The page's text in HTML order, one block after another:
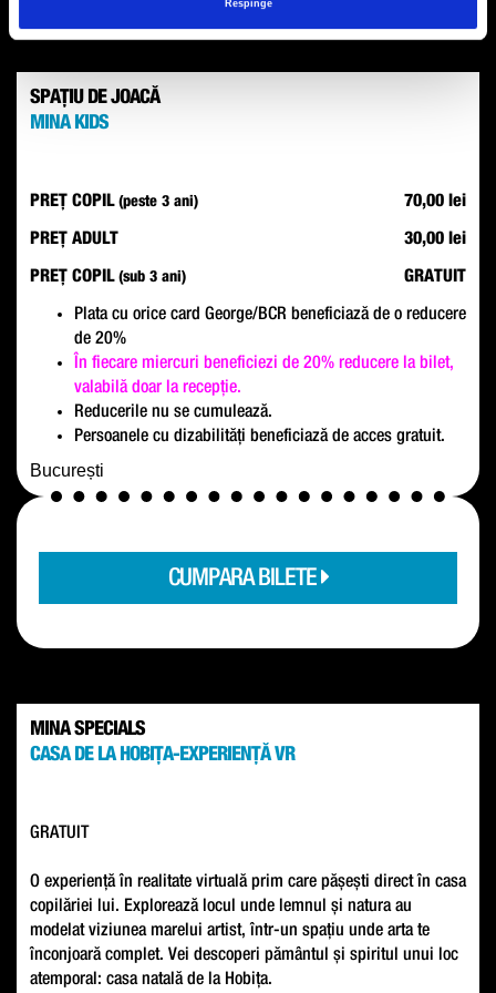
Respinge
SPAȚIU DE JOACĂ
MINA KIDS
PREȚ COPIL (peste 3 ani) 70,00 lei
PREȚ ADULT 30,00 lei
PREȚ COPIL (sub 3 ani) GRATUIT
Plata cu orice card George/BCR beneficiază de o reducere
de 20%
În fiecare miercuri beneficiezi de 20% reducere la bilet,
valabilă doar la recepție.
Reducerile nu se cumulează.
Persoanele cu dizabilități beneficiază de acces gratuit.
București
CUMPARA BILETE
MINA SPECIALS
CASA DE LA HOBIȚA-EXPERIENȚĂ VR
GRATUIT
O experiență în realitate virtuală prim care pășești direct în casa
copilăriei lui. Explorează locul unde lemnul și natura au
modelat viziunea marelui artist, într-un spațiu unde arta te
înconjoară complet. Vei descoperi pământul și spiritul unui loc
atemporal: casa natală de la Hobița.